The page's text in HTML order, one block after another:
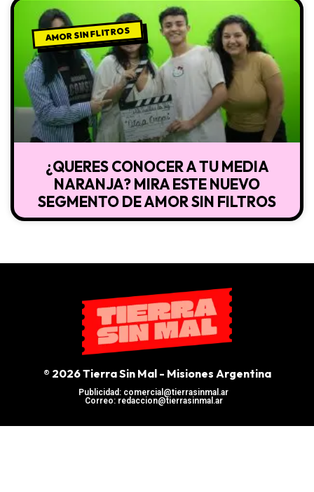
AMOR SIN FLITROS
¿QUERES CONOCER A TU MEDIA
NARANJA? MIRA ESTE NUEVO
SEGMENTO DE AMOR SIN FILTROS
® 2026 Tierra Sin Mal - Misiones Argentina
Publicidad: comercial@tierrasinmal.ar
Correo: redaccion@tierrasinmal.ar